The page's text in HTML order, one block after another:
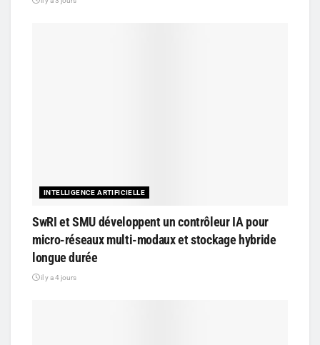
INTELLIGENCE ARTIFICIELLE
SwRI et SMU développent un contrôleur IA pour
micro-réseaux multi-modaux et stockage hybride
longue durée
il y a 4 jours